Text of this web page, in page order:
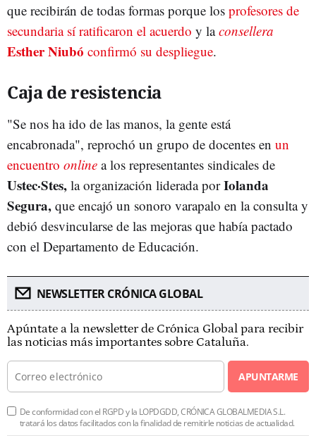
que recibirán de todas formas porque los profesores de
secundaria sí ratificaron el acuerdo y laconsellera
Esther Niubó confirmó su despliegue.
Caja de resistencia
"Se nos ha ido de las manos, la gente está
encabronada", reprochó un grupo de docentes en un
encuentro online a los representantes sindicales de
Ustec·Stes, la organización liderada porIolanda
Segura, que encajó un sonoro varapalo en la consulta y
debió desvincularse de las mejoras que había pactado
con el Departamento de Educación.
NEWSLETTER CRÓNICA GLOBAL
Apúntate a la newsletter de Crónica Global para recibir
las noticias más importantes sobre Cataluña.
APUNTARME
De conformidad con el RGPD y la LOPDGDD, CRÓNICA GLOBALMEDIA S.L.
tratará los datos facilitados con la finalidad de remitirle noticias de actualidad.